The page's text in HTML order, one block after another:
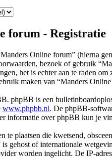
forum - Registratie
Online forum” (hierna
bezoek of gebruik
het is echter aan te raden
maken van “Manders
phpBB is een
www.phpbb.nl. De phpBB-
informatie over phpBB kun je
te plaatsen die kwetsend,
gehost of internationale
worden ingelicht. De IP-